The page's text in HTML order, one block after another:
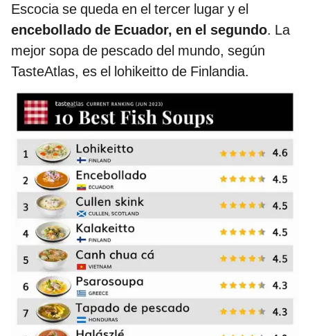
Escocia se queda en el tercer lugar y el
encebollado de Ecuador, en el segundo. La
mejor sopa de pescado del mundo, según
TasteAtlas, es el lohikeitto de Finlandia.